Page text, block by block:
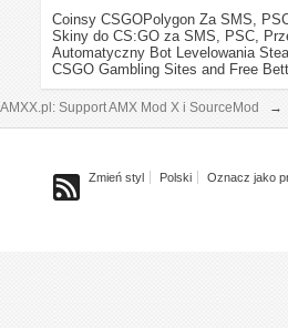
Coinsy CSGOPolygon Za SMS,
Skiny do CS:GO za SMS, PSC,
Automatyczny Bot Levelowania
CSGO Gambling Sites and Free
AMXX.pl: Support AMX Mod X i SourceMod →
Zmień styl Polski Oznacz jako